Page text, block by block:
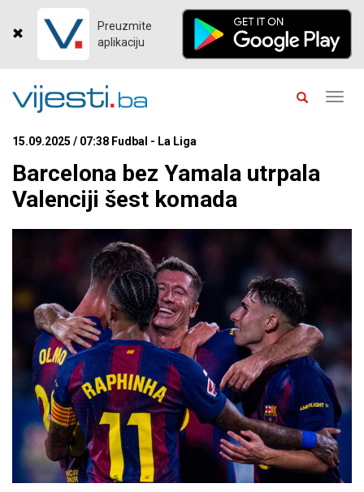
Preuzmite
aplikaciju
15.09.2025 / 07:38 Fudbal - La Liga
Barcelona bez Yamala utrpala
Valenciji šest komada